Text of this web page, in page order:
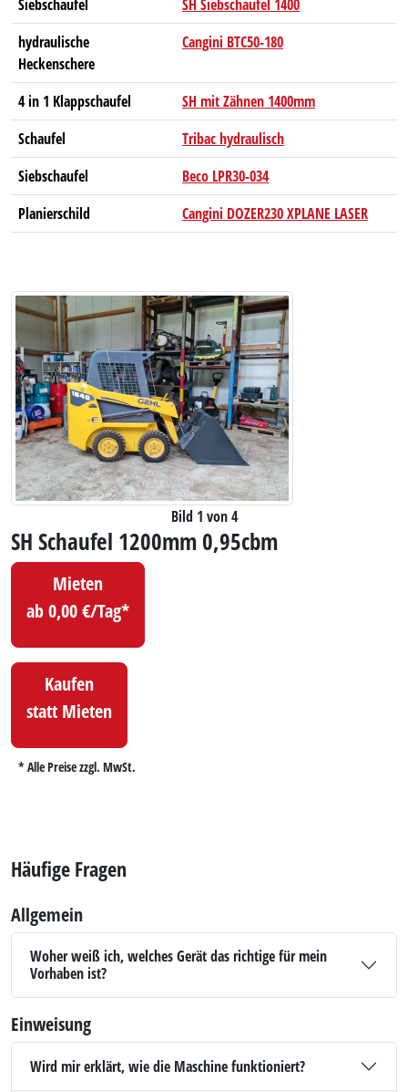
Siebschaufel
SH Siebschaufel 1400
hydraulische
Heckenschere
Cangini BTC50-180
4 in 1 Klappschaufel
SH mit Zähnen 1400mm
Schaufel
Tribac hydraulisch
Siebschaufel
Beco LPR30-034
Planierschild
Cangini DOZER230 XPLANE LASER
Bild 1 von 4
SH Schaufel 1200mm 0,95cbm
Mieten
ab 0,00 €/Tag*
Kaufen
statt Mieten
* Alle Preise zzgl. MwSt.
Häufige Fragen
Allgemein
Woher weiß ich, welches Gerät das richtige für mein
Vorhaben ist?
Einweisung
Wird mir erklärt, wie die Maschine funktioniert?